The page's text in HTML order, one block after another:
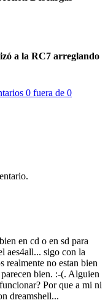
a la RC7 arreglando
0 fuera de 0
en cd o en sd para
aes4all... sigo con la
realmente no estan bien
bien. :-(. Alguien
Por que a mi ni
dreamshell...